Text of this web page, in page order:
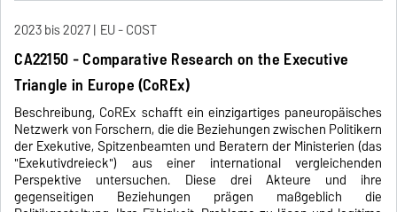
2023 bis 2027 EU - COST
CA22150 - Comparative Research on the Executive
Triangle in Europe (CoREx)
Beschreibung, CoREx schafft ein einzigartiges paneuropäisches
Netzwerk von Forschern, die die Beziehungen zwischen Politikern
der Exekutive, Spitzenbeamten und Beratern der Ministerien (das
"Exekutivdreieck") aus einer international vergleichenden
Perspektive untersuchen. Diese drei Akteure und ihre
gegenseitigen Beziehungen prägen maßgeblich die